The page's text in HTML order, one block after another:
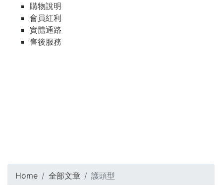
購物說明
會員紅利
實體通路
售後服務
Home 全部文章 護頭型